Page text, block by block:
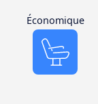
Économique